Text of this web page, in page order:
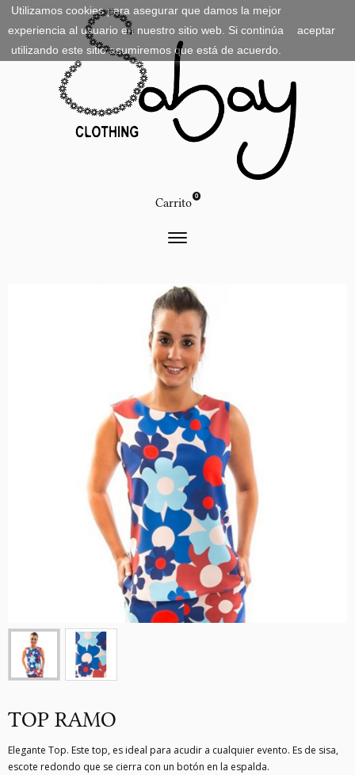
Utilizamos cookies para asegurar que damos la mejor
experiencia al usuario en nuestro sitio web. Si continúa
utilizando este sitio asumiremos que está de acuerdo.
aceptar
Carrito 0
TOP RAMO
Elegante Top. Este top, es ideal para acudir a cualquier evento. Es de sisa,
escote redondo que se cierra con un botón en la espalda.